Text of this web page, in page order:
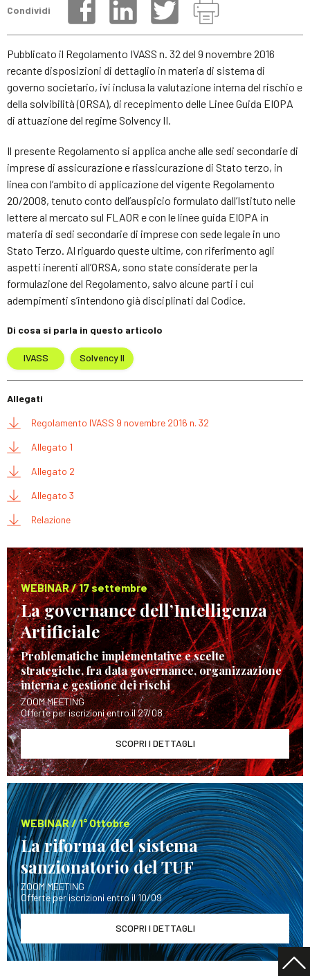
Condividi
Pubblicato il Regolamento IVASS n. 32 del 9 novembre 2016
recante disposizioni di dettaglio in materia di sistema di
governo societario, ivi inclusa la valutazione interna del rischio e
della solvibilità (ORSA), di recepimento delle Linee Guida EIOPA
di attuazione del regime Solvency II.
Il presente Regolamento si applica anche alle sedi secondarie di
imprese di assicurazione e riassicurazione di Stato terzo, in
linea con l’ambito di applicazione del vigente Regolamento
20/2008, tenuto conto dell’auspicio formulato dall’Istituto nelle
lettere al mercato sul FLAOR e con le linee guida EIOPA in
materia di sedi secondarie di imprese con sede legale in uno
Stato Terzo. Al riguardo queste ultime, con riferimento agli
aspetti inerenti all’ORSA, sono state considerate per la
formulazione del Regolamento, salvo alcune parti i cui
adempimenti s’intendono già disciplinati dal Codice.
Di cosa si parla in questo articolo
IVASS Solvency II
Allegati
Regolamento IVASS 9 novembre 2016 n. 32
Allegato 1
Allegato 2
Allegato 3
Relazione
WEBINAR / 17 settembre
La governance dell’Intelligenza
Artificiale
Problematiche implementative e scelte
strategiche, fra data governance, organizzazione
interna e gestione dei rischi
ZOOM MEETING
Offerte per iscrizioni entro il 27/08
SCOPRI I DETTAGLI
WEBINAR / 1° Ottobre
La riforma del sistema
sanzionatorio del TUF
ZOOM MEETING
Offerte per iscrizioni entro il 10/09
SCOPRI I DETTAGLI